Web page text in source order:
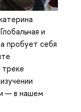
и
пробует себя
— в нашем